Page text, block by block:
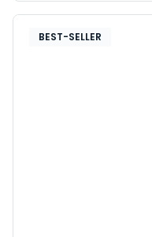
BEST-SELLER